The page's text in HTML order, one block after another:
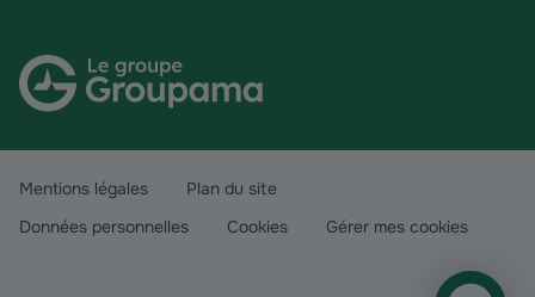
Mentions légales
Plan du site
Données personnelles
Cookies Gérer mes cookies